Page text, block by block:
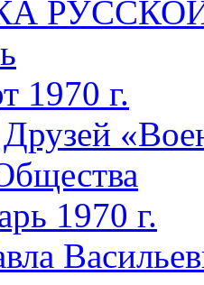
1970 г.
1970 г.